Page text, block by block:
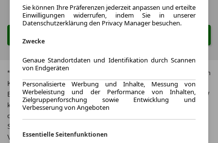
Zurück 1 von 1 Weiter
* Jeweils kombinierte Werte. Weitere Informationen zum offiziellen
Kraftstoffverbrauch und zu den offiziellen spezifischen CO₂-
Emissionen und gegebenenfalls zum Stromverbrauch neuer PKW
können dem, Leitfaden über den offiziellen Kraftstoffverbrauch,
die offiziellen spezifischen CO₂-Emissionen und den offiziellen
Stromverbrauch neuer PKW‘ entnommen werden, der an allen
Verkaufsstellen und bei der‚ Deutschen Automobil Treuhand
Sie können Ihre Präferenzen jederzeit anpassen und erteilte
Einwilligungen widerrufen, indem Sie in unserer
Datenschutzerklärung den Privacy Manager besuchen.
Zwecke
Genaue Standortdaten und Identifikation durch Scannen
von Endgeräten
Personalisierte Werbung und Inhalte, Messung von
Werbeleistung und der Performance von Inhalten,
Zielgruppenforschung sowie Entwicklung und
Verbesserung von Angeboten
Essentielle Seitenfunktionen